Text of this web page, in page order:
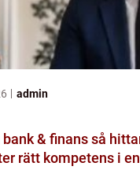
admin
& finans så hittar
rätt kompetens i en